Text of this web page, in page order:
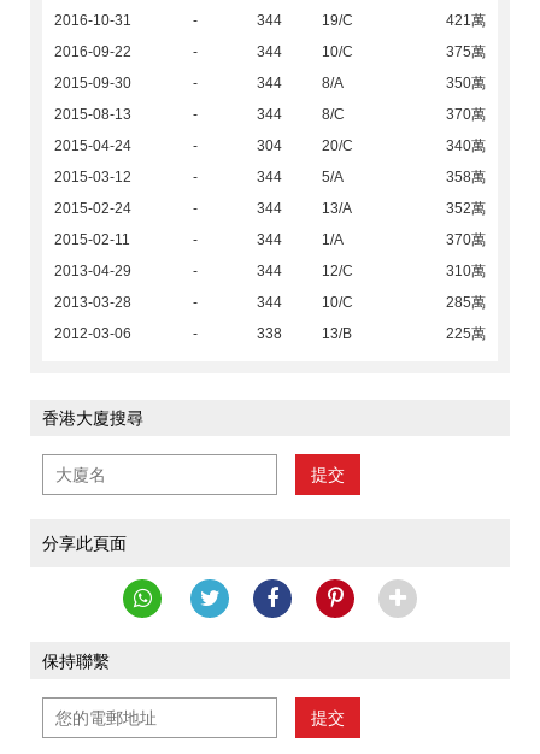
2016-10-31
- 344 19/C
421萬
2016-09-22
- 344 10/C
375萬
2015-09-30
- 344 8/A
350萬
2015-08-13
- 344 8/C
370萬
2015-04-24
- 304 20/C
340萬
2015-03-12
- 344 5/A
358萬
2015-02-24
- 344 13/A
352萬
2015-02-11
- 344 1/A
370萬
2013-04-29
- 344 12/C
310萬
2013-03-28
- 344 10/C
285萬
2012-03-06
- 338 13/B 225萬
香港大廈搜尋
提交
分享此頁面
保持聯繫
提交